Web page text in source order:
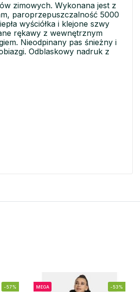
zimowych. Wykonana jest z
paroprzepuszczalność 5000
wyściółka i klejone szwy
rękawy z wewnętrznym
Nieodpinany pas śnieżny i
Odblaskowy nadruk z
-57% MEGA -53%